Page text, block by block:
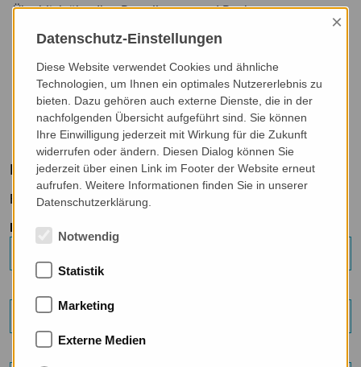
Überblick über Ihre Bestellungen und Buchungen.
Die Registrierung dauert nur wenige Minuten und ist der
erste Schritt zu Ihrem persönlichen Seminar-Service.
Bitte registrieren
Felder mit * sind Pflicht.
E-MAIL:*
Datenschutz-Einstellungen
×
Diese Website verwendet Cookies und ähnliche
Technologien, um Ihnen ein optimales Nutzererlebnis zu
bieten. Dazu gehören auch externe Dienste, die in der
nachfolgenden Übersicht aufgeführt sind. Sie können
Ihre Einwilligung jederzeit mit Wirkung für die Zukunft
widerrufen oder ändern. Diesen Dialog können Sie
jederzeit über einen Link im Footer der Website erneut
aufrufen. Weitere Informationen finden Sie in unserer
Datenschutzerklärung.
Notwendig
Statistik
Marketing
Externe Medien